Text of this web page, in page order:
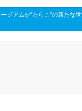
ジアムが“たらこ”の新たな世